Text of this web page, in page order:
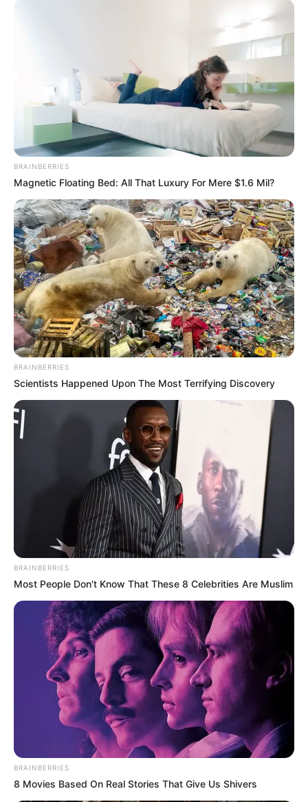
BRAINBERRIES
Magnetic Floating Bed: All That Luxury For Mere $1.6 Mil?
BRAINBERRIES
Scientists Happened Upon The Most Terrifying Discovery
BRAINBERRIES
Most People Don't Know That These 8 Celebrities Are Muslim
BRAINBERRIES
8 Movies Based On Real Stories That Give Us Shivers